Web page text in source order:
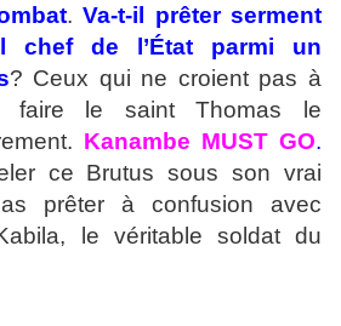
.Va-t-il prêter serment
chef de l’État parmi un
? Ceux qui ne croient pas à
faire le saint Thomas le
Kanambe MUST GO.
ce Brutus sous son vrai
prêter à confusion avec
le véritable soldat du